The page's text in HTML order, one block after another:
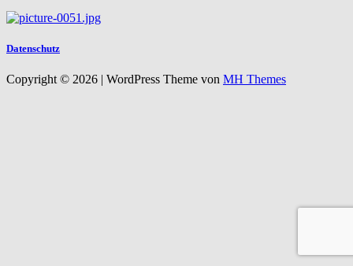
Datenschutz
Copyright © 2026 | WordPress Theme von MH Themes